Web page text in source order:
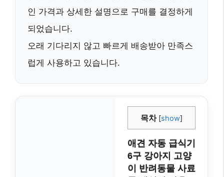
인 가격과 상세한 설명으로 구매를 결정하게
되었습니다.
오래 기다리지 않고 빠르게 배송받아 만족스
럽게 사용하고 있습니다.
목차 [show]
애견 자동 급식기
6구 강아지 고양
이 반려동물 사료